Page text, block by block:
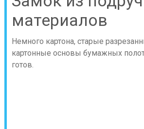
материалов
Немного картона, старые
картонные основы бумажных
готов.